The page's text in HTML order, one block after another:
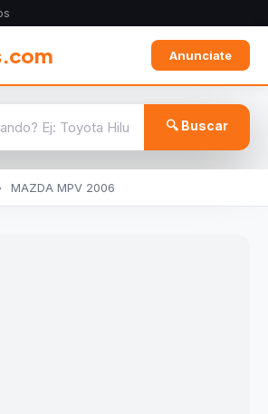
Anunciate
🔍 Buscar
MAZDA MPV 2006